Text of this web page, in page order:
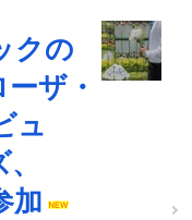
クの
ザ・
ュ
加